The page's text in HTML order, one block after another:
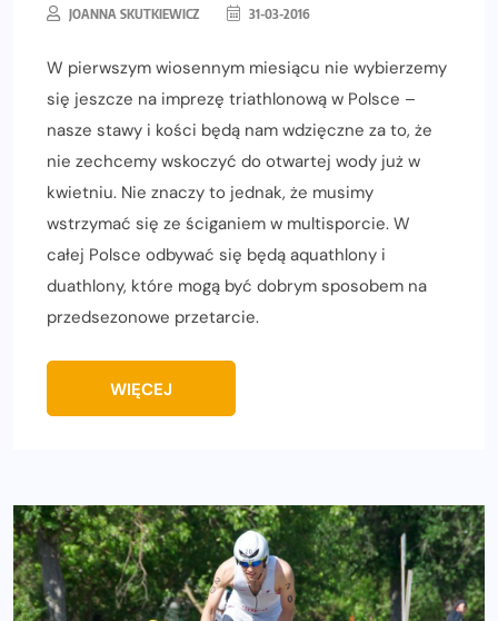
JOANNA SKUTKIEWICZ 31-03-2016
W pierwszym wiosennym miesiącu nie wybierzemy
się jeszcze na imprezę triathlonową w Polsce –
nasze stawy i kości będą nam wdzięczne za to, że
nie zechcemy wskoczyć do otwartej wody już w
kwietniu. Nie znaczy to jednak, że musimy
wstrzymać się ze ściganiem w multisporcie. W
całej Polsce odbywać się będą aquathlony i
duathlony, które mogą być dobrym sposobem na
przedsezonowe przetarcie.
WIĘCEJ